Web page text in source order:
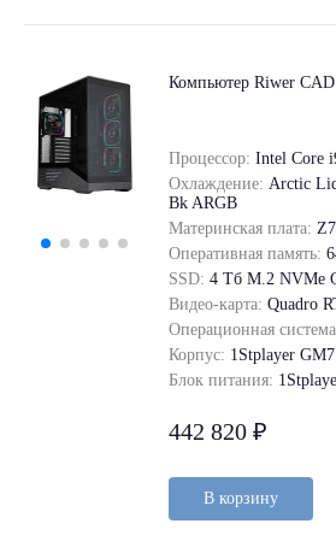
Компьютер Riwer CAD
Процессор: Intel Core
Охлаждение: Arctic
Bk ARGB
Материнская плата:
Оперативная память:
SSD: 4 Tб M.2 NVMe
Видео-карта: Quadro
Операционная
Корпус: 1Stplayer
Блок питания:
442 820 ₽
В корзину